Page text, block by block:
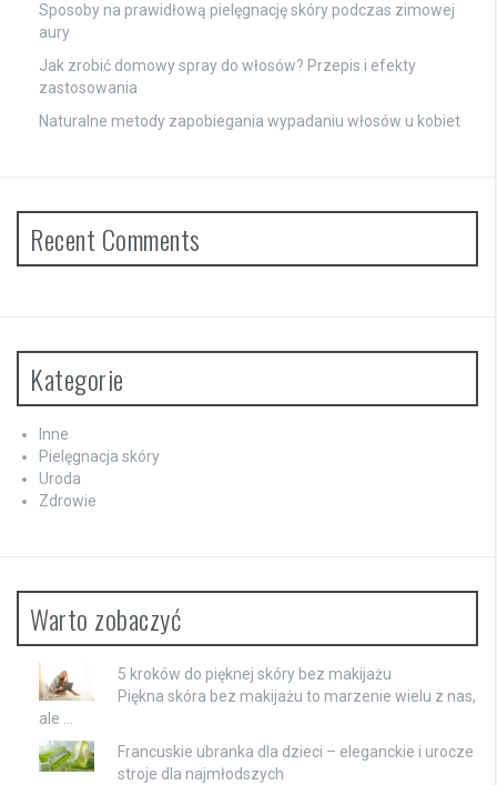
Sposoby na prawidłową pielęgnację skóry podczas zimowej
aury
Jak zrobić domowy spray do włosów? Przepis i efekty
zastosowania
Naturalne metody zapobiegania wypadaniu włosów u kobiet
Recent Comments
Kategorie
Inne
Pielęgnacja skóry
Uroda
Zdrowie
Warto zobaczyć
5 kroków do pięknej skóry bez makijażu
Piękna skóra bez makijażu to marzenie wielu z nas,
ale …
Francuskie ubranka dla dzieci – eleganckie i urocze
stroje dla najmłodszych